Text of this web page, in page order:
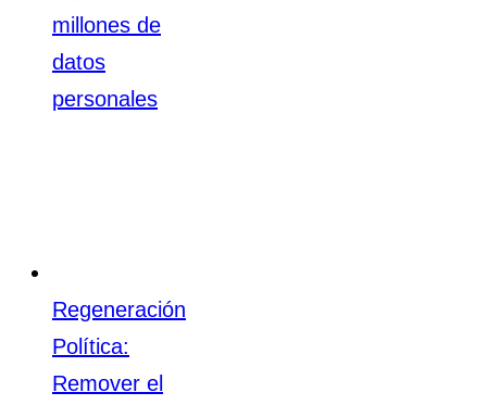
millones de
datos
personales
Regeneración
Política:
Remover el